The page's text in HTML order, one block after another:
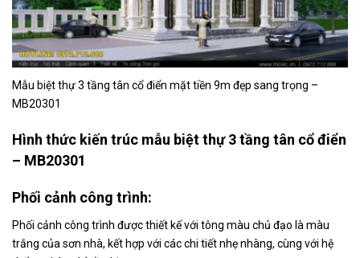
Mẫu biệt thự 3 tầng tân cổ điển mặt tiền 9m đẹp sang trọng –
MB20301
Hình thức kiến trúc mẫu biệt thự 3 tầng tân cổ điển
– MB20301
Phối cảnh công trình:
Phối cảnh công trình được thiết kế với tông màu chủ đạo là màu
trắng của sơn nhà, kết hợp với các chi tiết nhẹ nhàng, cùng với hệ